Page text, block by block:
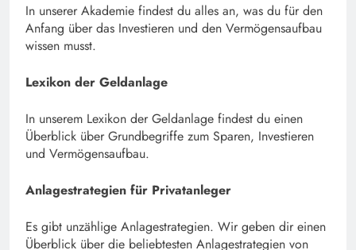
In unserer Akademie findest du alles an, was du für den
Anfang über das Investieren und den Vermögensaufbau
wissen musst.
Lexikon der Geldanlage
In unserem Lexikon der Geldanlage findest du einen
Überblick über Grundbegriffe zum Sparen, Investieren
und Vermögensaufbau.
Anlagestrategien für Privatanleger
Es gibt unzählige Anlagestrategien. Wir geben dir einen
Überblick über die beliebtesten Anlagestrategien von